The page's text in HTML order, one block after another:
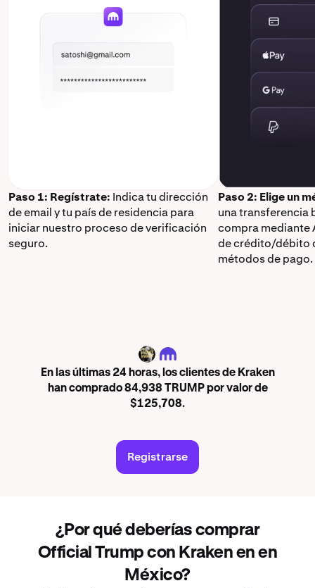
Paso 1: Regístrate: Indica tu dirección
de email y tu país de residencia para
iniciar nuestro proceso de verificación
seguro.
Paso 2: Elige un
una transferencia
compra mediante
de crédito/débito
métodos de pago.
TRUMP
En las últimas 24 horas, los clientes de Kraken
han comprado 84,938 TRUMP por valor de
$125,708.
Registrarse
¿Por qué deberías comprar
Official Trump con Kraken en en
México?